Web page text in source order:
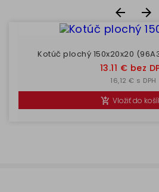
 
Kotúč plochý 150x20x20
13.11 € bez
16,12 € s DPH
 Vložiť do